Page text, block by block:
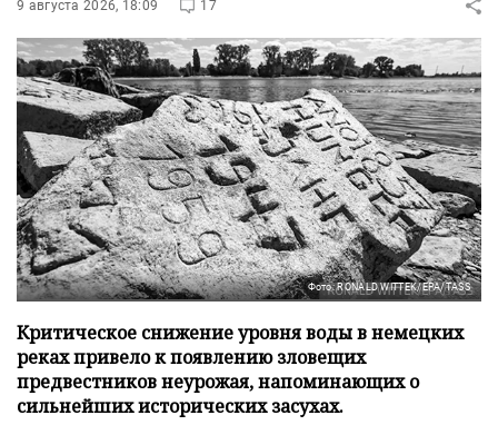
9 августа 2026, 18:09 17
Фото: RONALD WITTEK/EPA/TASS
Критическое снижение уровня воды в немецких
реках привело к появлению зловещих
предвестников неурожая, напоминающих о
сильнейших исторических засухах.